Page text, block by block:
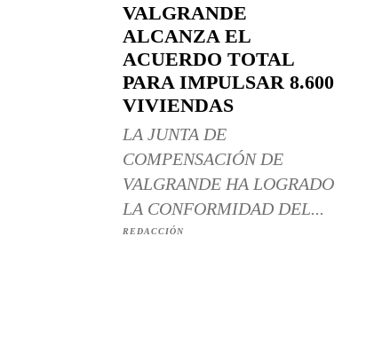
VALGRANDE
ALCANZA EL
ACUERDO TOTAL
PARA IMPULSAR 8.600
VIVIENDAS
LA JUNTA DE
COMPENSACIÓN DE
VALGRANDE HA LOGRADO
LA CONFORMIDAD DEL...
REDACCIÓN